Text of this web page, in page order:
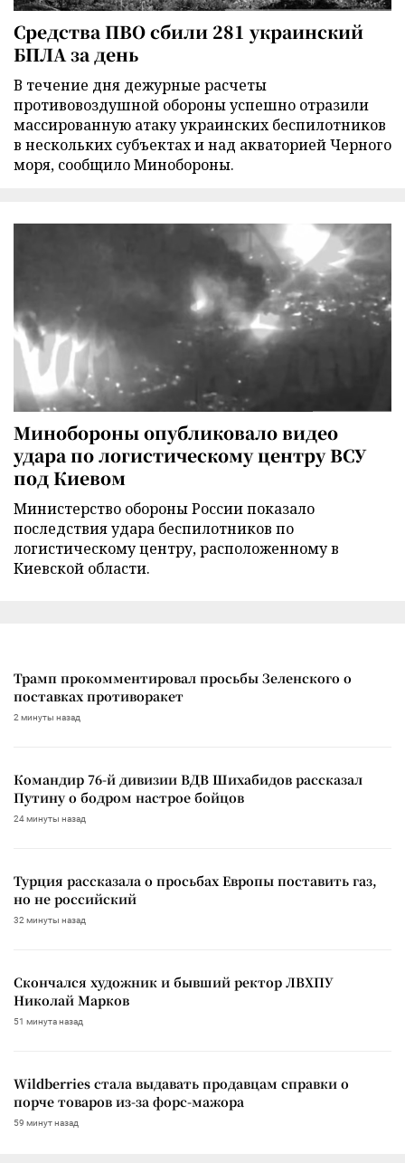
Средства ПВО сбили 281 украинский
БПЛА за день
В течение дня дежурные расчеты
противовоздушной обороны успешно отразили
массированную атаку украинских беспилотников
в нескольких субъектах и над акваторией Черного
моря, сообщило Минобороны.
Минобороны опубликовало видео
удара по логистическому центру ВСУ
под Киевом
Министерство обороны России показало
последствия удара беспилотников по
логистическому центру, расположенному в
Киевской области.
Трамп прокомментировал просьбы Зеленского о
поставках противоракет
2 минуты назад
Командир 76-й дивизии ВДВ Шихабидов рассказал
Путину о бодром настрое бойцов
24 минуты назад
Турция рассказала о просьбах Европы поставить газ,
но не российский
32 минуты назад
Скончался художник и бывший ректор ЛВХПУ
Николай Марков
51 минута назад
Wildberries стала выдавать продавцам справки о
порче товаров из-за форс-мажора
59 минут назад